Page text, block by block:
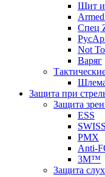
Щит
Спец
Not
Варяг
Защита при
Защита
ESS
PMX
Anti-
3M™
Защита